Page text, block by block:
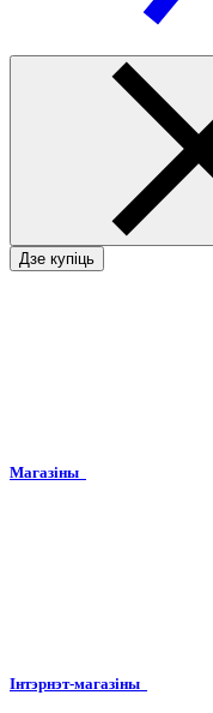
Дзе купіць
Магазіны
Інтэрнэт-магазіны